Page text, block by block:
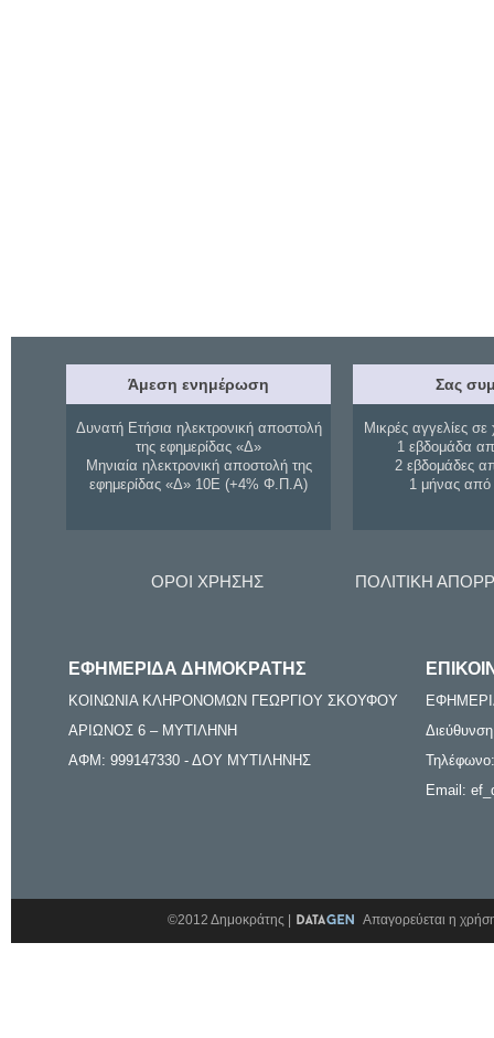
Άμεση ενημέρωση
Δυνατή Ετήσια ηλεκτρονική αποστολή
της εφημερίδας «Δ»
Μηνιαία ηλεκτρονική αποστολή της
εφημερίδας «Δ» 10Ε (+4% Φ.Π.Α)
Σας
Μικρές αγγελίες σε
1 εβδομάδα
2 εβδομάδες
1 μήνας
ΟΡΟΙ ΧΡΗΣΗΣ ΠΟΛΙΤΙΚΗ
ΕΦΗΜΕΡΙΔΑ ΔΗΜΟΚΡΑΤΗΣ
ΚΟΙΝΩΝΙΑ ΚΛΗΡΟΝΟΜΩΝ ΓΕΩΡΓΙΟΥ ΣΚΟΥΦΟΥ
ΑΡΙΩΝΟΣ 6 – ΜΥΤΙΛΗΝΗ
ΑΦΜ: 999147330 - ΔΟΥ ΜΥΤΙΛΗΝΗΣ
Email:
©2012 Δημοκράτης | Απαγορεύεται η